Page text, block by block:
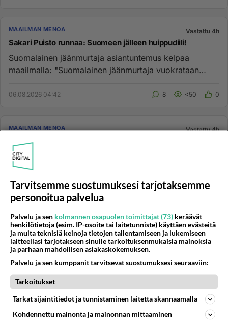
MAAILMAN MENOA Vastattu 4h
Sakari Puisto runnaa: Suomeen jälleen huippudiili!
Suomalainen jäänmurtaja asiantuntemus kelpaa
maailmalla: "Suomalainen jäänmurtaja vuokrataan
06.08.2026 04:42 8 <50 0
MAAILMAN MENOA Vastattu 4h
Maailma kylässä - uutta asumiskulttuuria
IS: "– Pyykkejä varastetaan ja heitellään roskiin.
Rappuun on ulostettu toistuvasti, rapussa on heitelty
kiviä ja ammutt...
06.08.2026 04:04
MAAILMAN MENOA Vastattu 4h
Vasemmistolaisten bisnesidea: polkupyörien valmistus!
Vassarihan on käynyt kuuma Tunturin mentyä
konkurssiin 😁😁. Maailmalla jytkytellään hurjasti
tekoälyllä ja humanoidiro...
Tarvitsemme suostumuksesi tarjotaksemme
personoitua palvelua
Palvelu ja sen kolmannen osapuolen toimittajat (73) keräävät
henkilötietoja (esim. IP-osoite tai laitetunniste) käyttäen evästeitä
ja muita teknisiä keinoja tietojen tallentamiseen ja lukemiseen
laitteellasi tarjotakseen sinulle tarkoituksenmukaisia mainoksia
ja parhaan mahdollisen asiakaskokemuksen.
Palvelu ja sen kumppanit tarvitsevat suostumuksesi seuraaviin:
Tarkoitukset
Tarkat sijaintitiedot ja tunnistaminen laitetta skannaamalla
Kohdennettu mainonta ja mainonnan mittaaminen